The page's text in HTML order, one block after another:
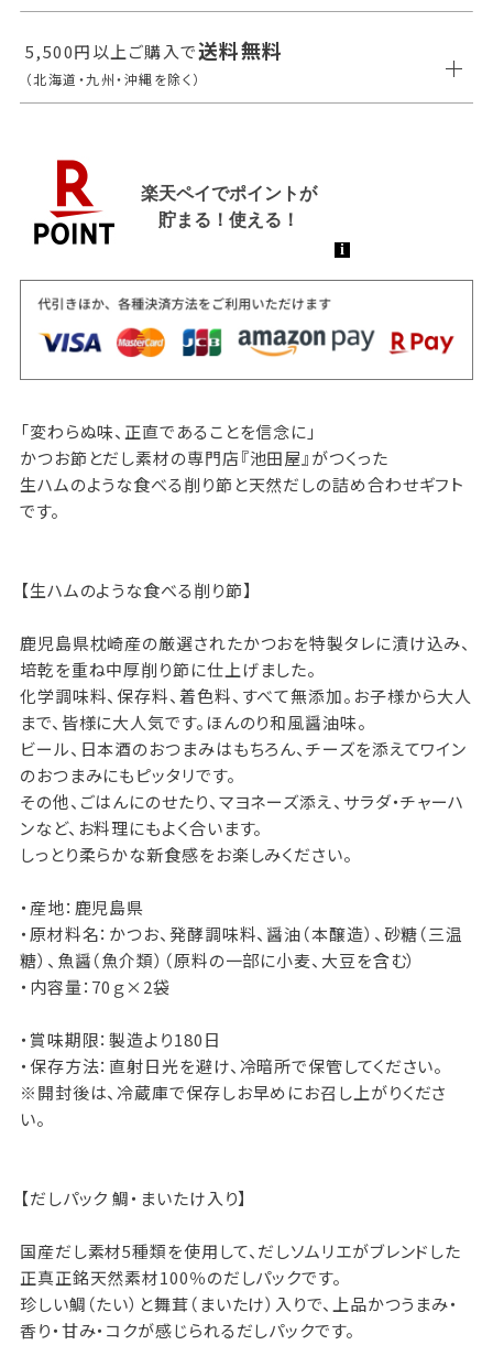
5,500円以上ご購入で送料無料
（北海道・九州・沖縄を除く）
「変わらぬ味、正直であることを信念に」
かつお節とだし素材の専門店『池田屋』がつくった
生ハムのような食べる削り節と天然だしの詰め合わせギフト
です。
【生ハムのような食べる削り節】
鹿児島県枕崎産の厳選されたかつおを特製タレに漬け込み、
培乾を重ね中厚削り節に仕上げました。
化学調味料、保存料、着色料、すべて無添加。お子様から大人
まで、皆様に大人気です。ほんのり和風醤油味。
ビール、日本酒のおつまみはもちろん、チーズを添えてワイン
のおつまみにもピッタリです。
その他、ごはんにのせたり、マヨネーズ添え、サラダ・チャーハ
ンなど、お料理にもよく合います。
しっとり柔らかな新食感をお楽しみください。
・産地：鹿児島県
・原材料名：かつお、発酵調味料、醤油（本醸造）、砂糖（三温
糖）、魚醤（魚介類）（原料の一部に小麦、大豆を含む）
・内容量：70ｇ×2袋
・賞味期限：製造より180日
・保存方法：直射日光を避け、冷暗所で保管してください。
※開封後は、冷蔵庫で保存しお早めにお召し上がりくださ
い。
【だしパック 鯛・まいたけ入り】
国産だし素材5種類を使用して、だしソムリエがブレンドした
正真正銘天然素材100％のだしパックです。
珍しい鯛（たい）と舞茸（まいたけ）入りで、上品かつうまみ・
香り・甘み・コクが感じられるだしパックです。